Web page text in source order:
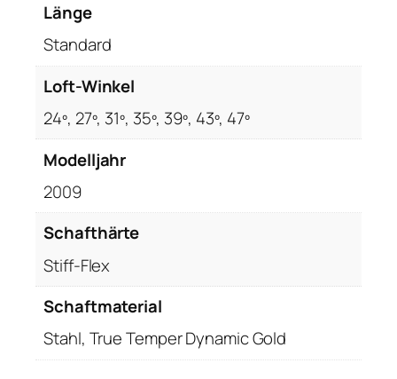
Länge
Standard
Loft-Winkel
24º, 27º, 31º, 35º, 39º, 43º, 47º
Modelljahr
2009
Schafthärte
Stiff-Flex
Schaftmaterial
Stahl, True Temper Dynamic Gold